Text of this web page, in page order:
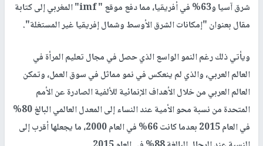
شرق آسيا و63% في أفريقيا، مما دفع موقع " imf" المغربي إلى كتابة
مقال بعنوان "إمكانات الشرق الأوسط وشمال إفريقيا غير المستغلة".
ويأتي ذلك رغم النمو الواسع الذي حصل في مجال تعليم المرأة في
العالم العربي، والذي لم ينعكس في نمو مماثل في سوق العمل، وتمكن
العالم العربي من خلال الأهداف الإنمائية للألفية الصادرة عن الأمم
المتحدة من نسبة محو الأمية عند النساء إلى المعدل العالمي البالغ 80%
في العام 2015 بعدما كانت 66% في العام 2000، ما يجعلها أقرب إلى